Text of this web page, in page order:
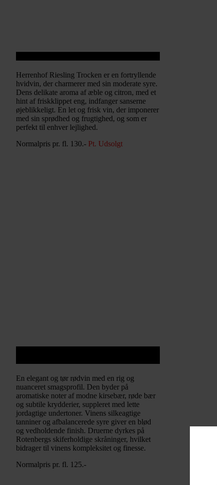
Herrenhof Riesling Trocken er en fortryllende
hvidvin, der charmerer med sin moderate syre.
Dens delikate aroma af æble og citron, med et
hint af friskklippet eng, indfanger sanserne
øjeblikkeligt. En let og frisk vin, der imponerer
med sin sprødhed og frugtighed, og som er
perfekt til enhver lejlighed.
Normalpris pr. fl. 130.- Pt. Udsolgt
En elegant og tør rødvin med en rig og
nuanceret smagsprofil. Den byder på
aromatiske noter af modne kirsebær, røde bær
og subtile krydderier, suppleret med lette
jordagtige undertoner. Vinens silkeagtige
tanniner og afbalancerede syre giver en blød
og vedholdende finish. Druerne dyrkes på
Rotenbergs skiferholdige skråninger, hvilket
bidrager til vinens kompleksitet og finesse.
Normalpris pr. fl. 125.-